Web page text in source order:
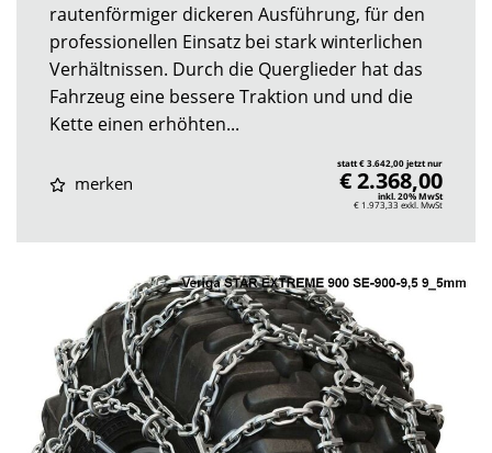
rautenförmiger dickeren Ausführung, für den
professionellen Einsatz bei stark winterlichen
Verhältnissen. Durch die Querglieder hat das
Fahrzeug eine bessere Traktion und und die
Kette einen erhöhten...
merken
statt € 3.642,00 jetzt nur
€ 2.368,00
inkl. 20% MwSt
€ 1.973,33 exkl. MwSt